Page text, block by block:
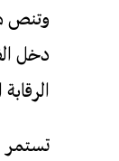
دخل